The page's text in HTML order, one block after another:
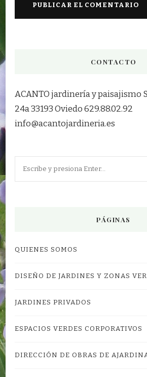
CONTACTO
ACANTO jardinería y paisajismo
24a 33193 Oviedo 629.88.02.92
info@acantojardineria.es
PÁGINAS
QUIENES SOMOS
DISEÑO DE JARDINES Y ZONAS
JARDINES PRIVADOS
ESPACIOS VERDES CORPORATIVOS
DIRECCIÓN DE OBRAS DE